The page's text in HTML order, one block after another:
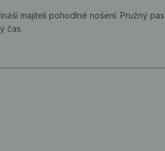
majiteli pohodlné nošení. Pružný pas,
čas.